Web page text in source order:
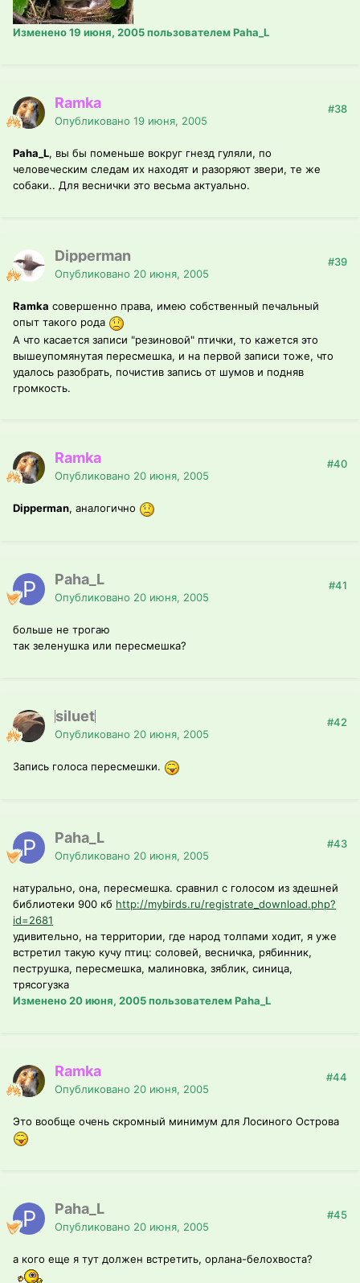
Изменено19 июня, 2005пользователем Paha_L
Ramka
Опубликовано 19 июня, 2005
#38
Paha_L, вы бы поменьше вокруг гнезд гуляли, по
человеческим следам их находят и разоряют звери, те же
собаки.. Для веснички это весьма актуально.
Dipperman
Опубликовано 20 июня, 2005
#39
Ramka совершенно права, имею собственный печальный
опыт такого рода
А что касается записи "резиновой" птички, то кажется это
вышеупомянутая пересмешка, и на первой записи тоже, что
удалось разобрать, почистив запись от шумов и подняв
громкость.
Ramka
Опубликовано 20 июня, 2005
#40
Dipperman, аналогично
Paha_L
Опубликовано 20 июня, 2005
#41
больше не трогаю
так зеленушка или пересмешка?
siluet
Опубликовано 20 июня, 2005
#42
Запись голоса пересмешки.
Paha_L
Опубликовано 20 июня, 2005
#43
натурально, она, пересмешка. сравнил с голосом из здешней
библиотеки 900 кб http://mybirds.ru/registrate_download.php?
id=2681
удивительно, на территории, где народ толпами ходит, я уже
встретил такую кучу птиц: соловей, весничка, рябинник,
пеструшка, пересмешка, малиновка, зяблик, синица,
трясогузка
Изменено20 июня, 2005пользователем Paha_L
Ramka
Опубликовано 20 июня, 2005
#44
Это вообще очень скромный минимум для Лосиного Острова
Paha_L
Опубликовано 20 июня, 2005
#45
а кого еще я тут должен встретить, орлана-белохвоста?